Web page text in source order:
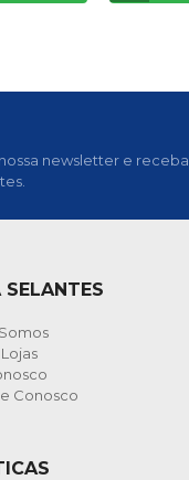
newsletter e receba
SELANTES
Conosco